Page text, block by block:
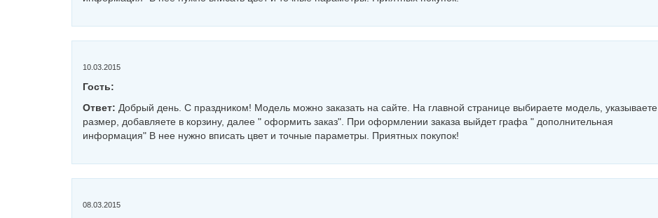
10.03.2015
Гость:
Ответ: Добрый день. С праздником! Модель можно заказать на сайте. На главной странице выбираете модель, указываете
размер, добавляете в корзину, далее " оформить заказ". При оформлении заказа выйдет графа " дополнительная
информация" В нее нужно вписать цвет и точные параметры. Приятных покупок!
08.03.2015